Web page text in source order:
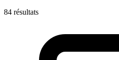
84 résultats